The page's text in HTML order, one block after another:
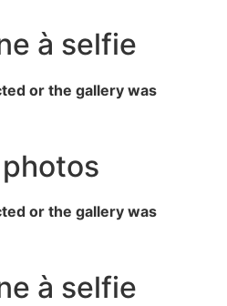
à selfie
or the gallery was
or the gallery was
à selfie